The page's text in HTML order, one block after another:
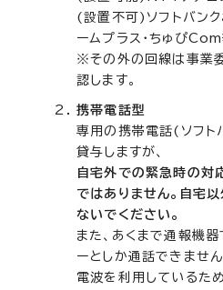
(設置不可)ソフトバン
ームプラス・ちゅぴ
※その外の回線は事業
認します。
携帯電話型
専用の携帯電話(ソフト
貸与しますが、
自宅外での緊急時の対
ではありません。自宅
ないでください。
また、あくまで通報機
ーとしか通話できません
電波を利用しているた